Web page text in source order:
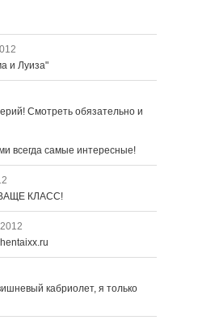
и Луиза"
Смотреть обязательно и
всегда самые интересные!
КЛАСС!
кабриолет, я только